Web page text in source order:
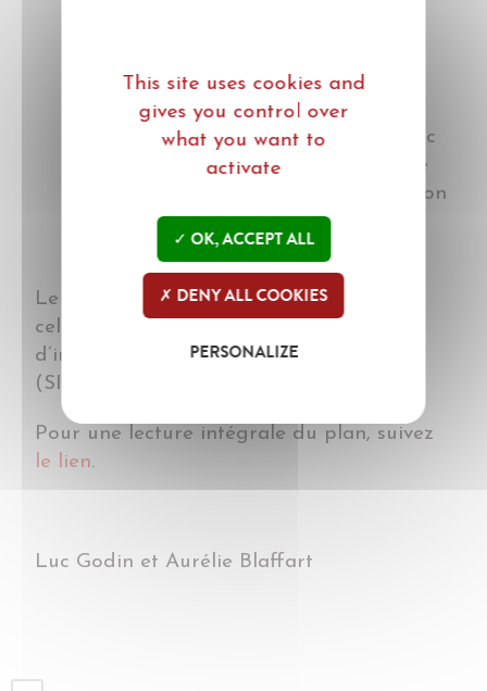
contre la fraude sociale dans le
contexte européen (mesures
européennes et internationales), avec
une approche européenne commune
et ciblée et une meilleure coordination
/ coopération et un échange de
données au niveau européen.
Le plan d’action concerne à la fois les
cellules d’arrondissement, le Service
d’information et de recherche sociale
(SIRS) et les services d’inspection.
Pour une lecture intégrale du plan, suivez
le lien.
Luc Godin et Aurélie Blaffart
This site uses cookies and
gives you control over
what you want to
activate
OK, ACCEPT ALL
DENY ALL COOKIES
PERSONALIZE